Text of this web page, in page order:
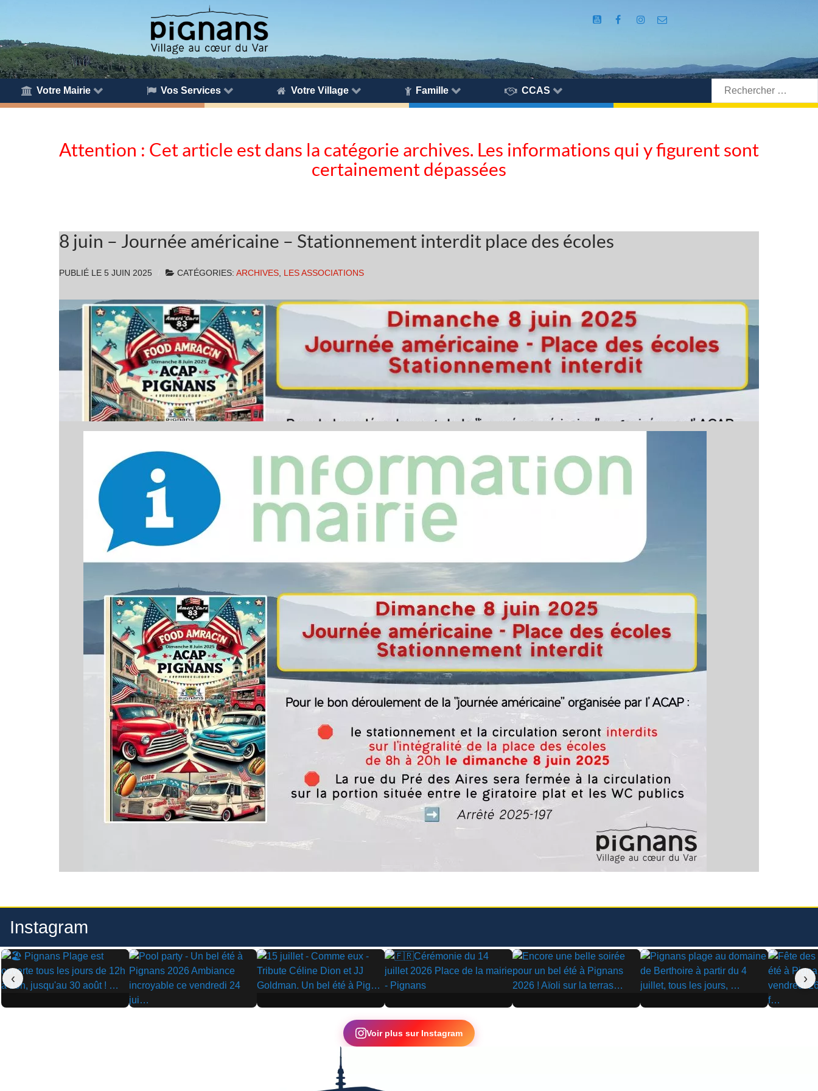
Votre Mairie Vos Services Votre Village Famille CCAS
Rechercher:
Attention : Cet article est dans la catégorie archives. Les informations qui y figurent sont
certainement dépassées
8 juin – Journée américaine – Stationnement interdit place des écoles
PUBLIÉ LE 5 JUIN 2025 CATÉGORIES: ARCHIVES LES ASSOCIATIONS
Instagram
▶
▶
▶ ▶ ▶ ▶
▶
‹ ›
Voir plus sur Instagram